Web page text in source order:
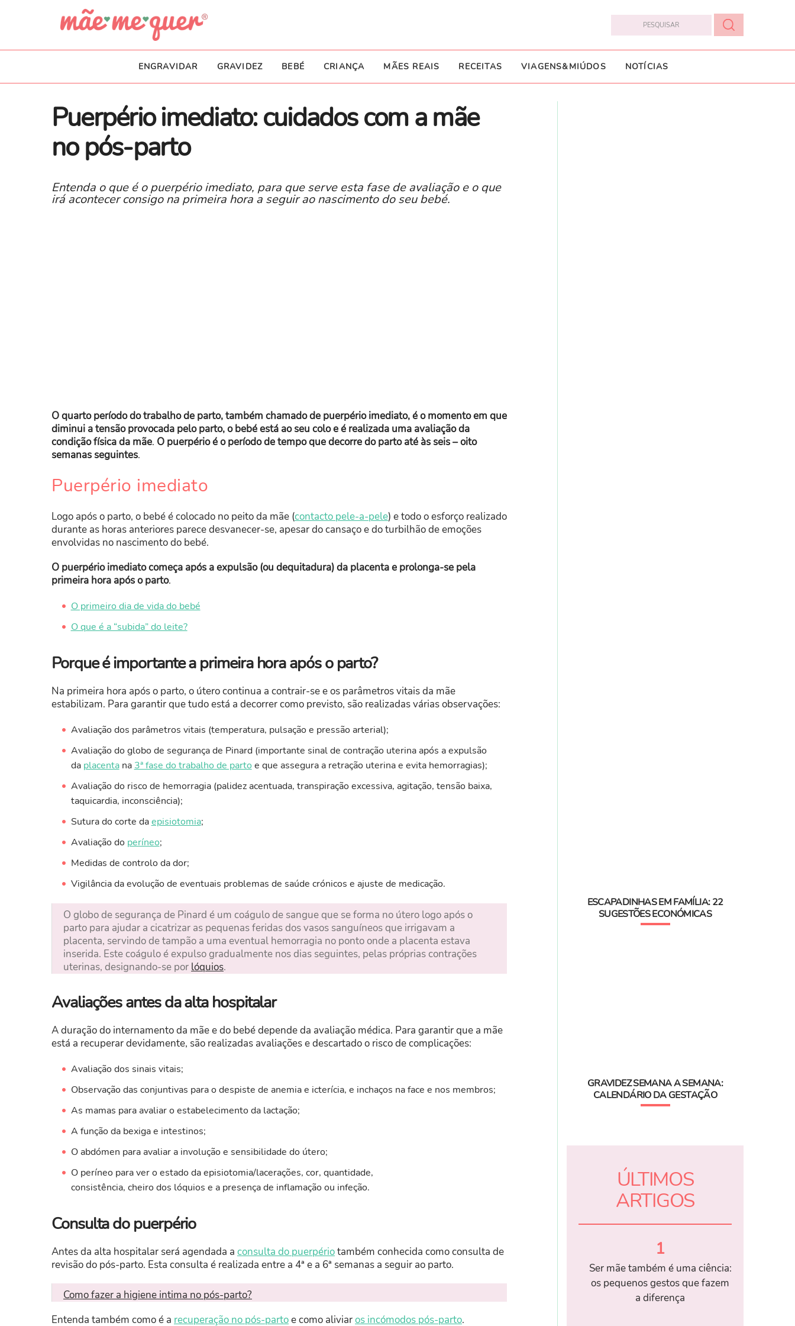
ENGRAVIDAR GRAVIDEZ BEBÉ CRIANÇA MÃES REAIS RECEITAS VIAGENS&MIÚDOS NOTÍCIAS
Puerpério imediato: cuidados com a mãe
no pós-parto
Entenda o que é o puerpério imediato, para que serve esta fase de avaliação e o que
irá acontecer consigo na primeira hora a seguir ao nascimento do seu bebé.
O quarto período do trabalho de parto, também chamado de puerpério imediato, é o momento em que
diminui a tensão provocada pelo parto, o bebé está ao seu colo e é realizada uma avaliação da
condição física da mãe. O puerpério é o período de tempo que decorre do parto até às seis – oito
semanas seguintes.
Puerpério imediato
Logo após o parto, o bebé é colocado no peito da mãe (contacto pele-a-pele) e todo o esforço realizado
durante as horas anteriores parece desvanecer-se, apesar do cansaço e do turbilhão de emoções
envolvidas no nascimento do bebé.
O puerpério imediato começa após a expulsão (ou dequitadura) da placenta e prolonga-se pela
primeira hora após o parto.
O primeiro dia de vida do bebé
O que é a “subida” do leite?
Porque é importante a primeira hora após o parto?
Na primeira hora após o parto, o útero continua a contrair-se e os parâmetros vitais da mãe
estabilizam. Para garantir que tudo está a decorrer como previsto, são realizadas várias observações:
Avaliação dos parâmetros vitais (temperatura, pulsação e pressão arterial);
Avaliação do globo de segurança de Pinard (importante sinal de contração uterina após a expulsão
da placentana 3ª fase do trabalho de parto e que assegura a retração uterina e evita hemorragias);
Avaliação do risco de hemorragia (palidez acentuada, transpiração excessiva, agitação, tensão baixa,
taquicardia, inconsciência);
Sutura do corte daepisiotomia;
Avaliação do períneo;
Medidas de controlo da dor;
Vigilância da evolução de eventuais problemas de saúde crónicos e ajuste de medicação.
O globo de segurança de Pinard é um coágulo de sangue que se forma no útero logo após o
parto para ajudar a cicatrizar as pequenas feridas dos vasos sanguíneos que irrigavam a
placenta, servindo de tampão a uma eventual hemorragia no ponto onde a placenta estava
inserida. Este coágulo é expulso gradualmente nos dias seguintes, pelas próprias contrações
uterinas, designando-se por lóquios.
Avaliações antes da alta hospitalar
A duração do internamento da mãe e do bebé depende da avaliação médica. Para garantir que a mãe
está a recuperar devidamente, são realizadas avaliações e descartado o risco de complicações:
Avaliação dos sinais vitais;
Observação das conjuntivas para o despiste de anemia e icterícia, e inchaços na face e nos membros;
As mamas para avaliar o estabelecimento da lactação;
A função da bexiga e intestinos;
O abdómen para avaliar a involução e sensibilidade do útero;
O períneo para ver o estado da episiotomia/lacerações, cor, quantidade,
consistência, cheiro dos lóquios e a presença de inflamação ou infeção.
Consulta do puerpério
Antes da alta hospitalar será agendada a consulta do puerpériotambém conhecida como consulta de
revisão do pós-parto. Esta consulta é realizada entre a 4ª e a 6ª semanas a seguir ao parto.
​Como fazer a higiene intima no pós-parto?
Entenda também como é a recuperação no pós-partoe como aliviaros incómodos pós-parto.
ESCAPADINHAS EM FAMÍLIA: 22
SUGESTÕES ECONÓMICAS
GRAVIDEZ SEMANA A SEMANA:
CALENDÁRIO DA GESTAÇÃO
ÚLTIMOS
ARTIGOS
1
Ser mãe também é uma ciência:
os pequenos gestos que fazem
a diferença